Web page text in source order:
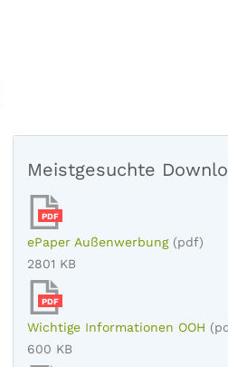
Meistgesuchte
PDF
ePaper Außenwerbung (pdf)
2801 KB
PDF
Wichtige Informationen OOH
600 KB